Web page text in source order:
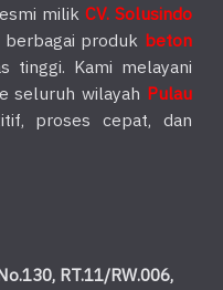
milik CV. Solusindo
berbagai produk beton
tinggi. Kami melayani
seluruh wilayah Pulau
proses cepat, dan
RT.11/RW.006,